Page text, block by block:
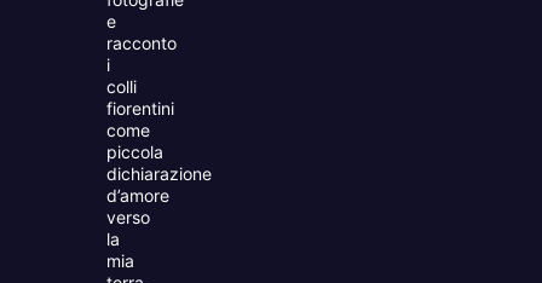
e
racconto
i
colli
fiorentini
come
piccola
dichiarazione
d’amore
verso
la
mia